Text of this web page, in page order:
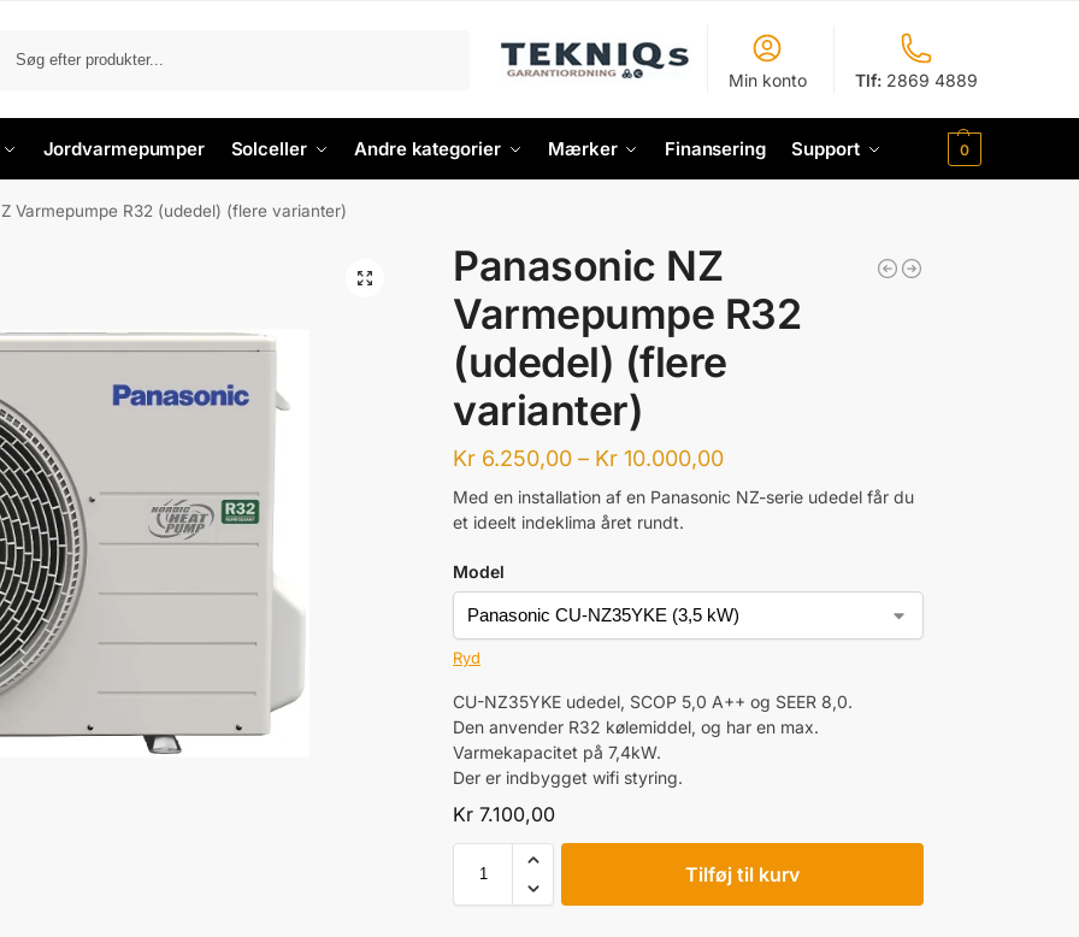
Min konto Tlf: 2869 4889
Jordvarmepumper Solceller Andre kategorier Mærker Finansering Support 0
Varmepumpe R32 (udedel) (flere varianter)
Panasonic NZ
Varmepumpe R32
(udedel) (flere
varianter)
Kr 6.250,00 – Kr 10.000,00
Med en installation af en Panasonic NZ-serie udedel får du
et ideelt indeklima året rundt.
Model
Ryd
CU-NZ35YKE udedel, SCOP 5,0 A++ og SEER 8,0.
Den anvender R32 kølemiddel, og har en max.
Varmekapacitet på 7,4kW.
Der er indbygget wifi styring.
Kr 7.100,00
Tilføj til kurv